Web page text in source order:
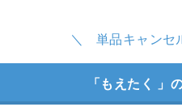
単品キャンセ
「もえたく 」